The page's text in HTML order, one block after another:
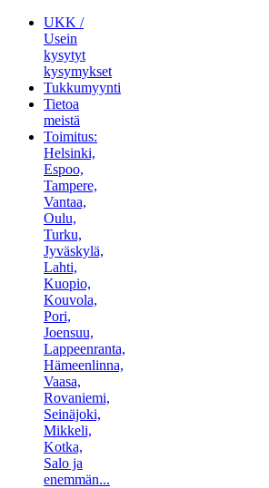
UKK /
Usein
kysytyt
kysymykset
Tukkumyynti
Tietoa
meistä
Toimitus:
Helsinki,
Espoo,
Tampere,
Vantaa,
Oulu,
Turku,
Jyväskylä,
Lahti,
Kuopio,
Kouvola,
Pori,
Joensuu,
Lappeenranta,
Hämeenlinna,
Vaasa,
Rovaniemi,
Seinäjoki,
Mikkeli,
Kotka,
Salo ja
enemmän...